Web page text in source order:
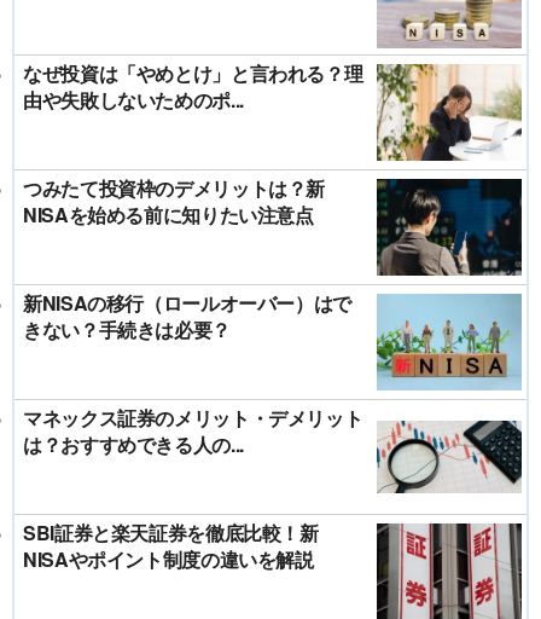
なぜ投資は「やめとけ」と言われる？理
由や失敗しないためのポ...
つみたて投資枠のデメリットは？新
NISAを始める前に知りたい注意点
新NISAの移行（ロールオーバー）はで
きない？手続きは必要？
マネックス証券のメリット・デメリット
は？おすすめできる人の...
SBI証券と楽天証券を徹底比較！新
NISAやポイント制度の違いを解説